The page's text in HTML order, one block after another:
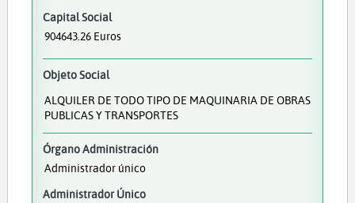
Capital Social
904643.26 Euros
Objeto Social
ALQUILER DE TODO TIPO DE MAQUINARIA DE OBRAS
PUBLICAS Y TRANSPORTES
Órgano Administración
Administrador único
Administrador Único